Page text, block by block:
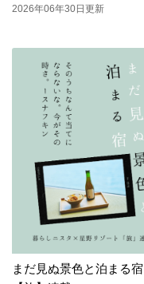
2026年06年30日更新
まだ見ぬ景色と泊まる宿